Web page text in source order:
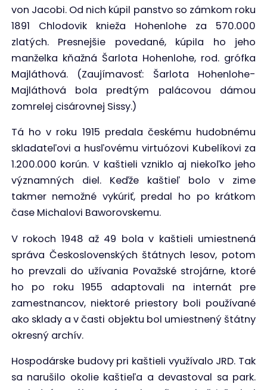
von Jacobi. Od nich kúpil panstvo so zámkom roku
1891 Chlodovik knieža Hohenlohe za 570.000
zlatých. Presnejšie povedané, kúpila ho jeho
manželka kňažná Šarlota Hohenlohe, rod. grófka
Majláthová. (Zaujímavosť: Šarlota Hohenlohe-
Majláthová bola predtým palácovou dámou
zomrelej cisárovnej Sissy.)
Tá ho v roku 1915 predala českému hudobnému
skladateľovi a husľovému virtuózovi Kubelíkovi za
1.200.000 korún. V kaštieli vzniklo aj niekoľko jeho
významných diel. Keďže kaštieľ bolo v zime
takmer nemožné vykúriť, predal ho po krátkom
čase Michalovi Baworovskemu.
V rokoch 1948 až 49 bola v kaštieli umiestnená
správa Československých štátnych lesov, potom
ho prevzali do užívania Považské strojárne, ktoré
ho po roku 1955 adaptovali na internát pre
zamestnancov, niektoré priestory boli používané
ako sklady a v časti objektu bol umiestnený štátny
okresný archív.
Hospodárske budovy pri kaštieli využívalo JRD. Tak
sa narušilo okolie kaštieľa a devastoval sa park.